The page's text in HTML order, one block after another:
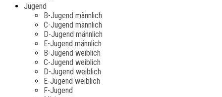
Jugend
B-Jugend männlich
C-Jugend männlich
D-Jugend männlich
E-Jugend männlich
B-Jugend weiblich
C-Jugend weiblich
D-Jugend weiblich
E-Jugend weiblich
F-Jugend